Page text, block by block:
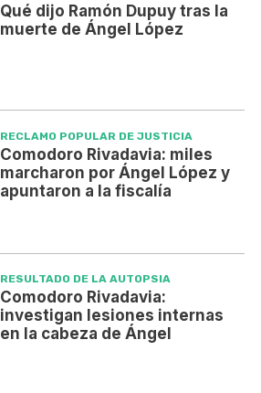
Qué dijo Ramón Dupuy tras la
muerte de Ángel López
RECLAMO POPULAR DE JUSTICIA
Comodoro Rivadavia: miles
marcharon por Ángel López y
apuntaron a la fiscalía
RESULTADO DE LA AUTOPSIA
Comodoro Rivadavia:
investigan lesiones internas
en la cabeza de Ángel